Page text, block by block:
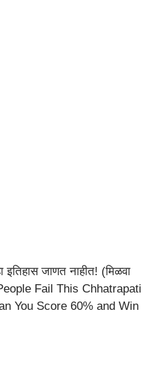
इतिहास जाणत नाहीत! (मिळवा
Fail This Chhatrapati
You Score 60% and Win